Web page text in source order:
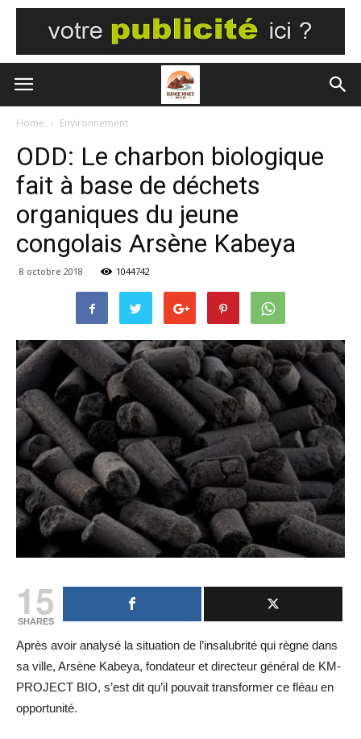
Home Environnement
ODD: Le charbon biologique
fait à base de déchets
organiques du jeune
congolais Arsène Kabeya
8 octobre 2018 1044742
15
SHARES
Après avoir analysé la situation de l’insalubrité qui règne dans
sa ville, Arsène Kabeya, fondateur et directeur général de KM-
PROJECT BIO, s’est dit qu’il pouvait transformer ce fléau en
opportunité.